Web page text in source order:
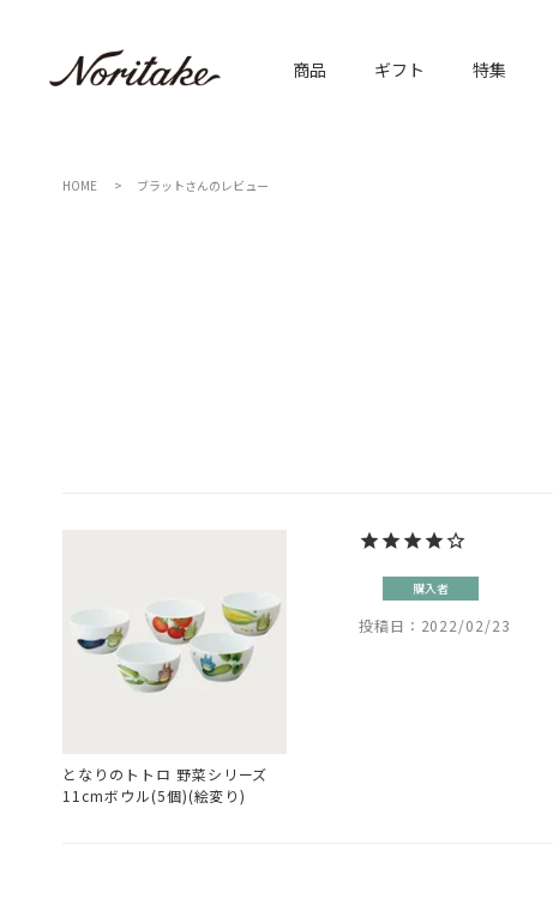
商品 ギフト 特集
HOME ブラットさんのレビュー
となりのトトロ 野菜シリーズ
11cmボウル(5個)(絵変り)
購入者
投稿日 2022/02/23